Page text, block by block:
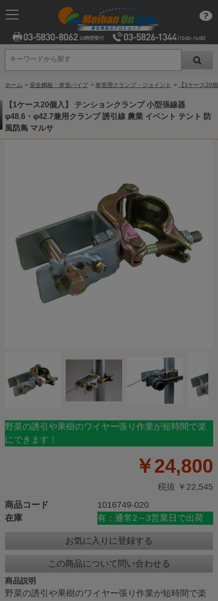
キーワードから探す
キーワードから探す
ホーム > 安全鋼板・単管パイプ > 単管用クランプ・ジョイント > 【1ケース20
【1ケース20個入】 テンションクランプ 小型張線器
φ48.6・φ42.7兼用クランプ 誘引線 農業 イベント テント 防
風防鳥 マルサ
野菜の誘引や果樹のワイヤー張り作業が短時間で楽
にできます！
￥24,800
税抜 ￥22,545
商品コード
1016749-020
在庫
有：通常2～3営業日で出荷
お気に入りに登録する
この商品について問い合わせる
商品説明
野菜の誘引や果樹のワイヤー張り作業が短時間で楽